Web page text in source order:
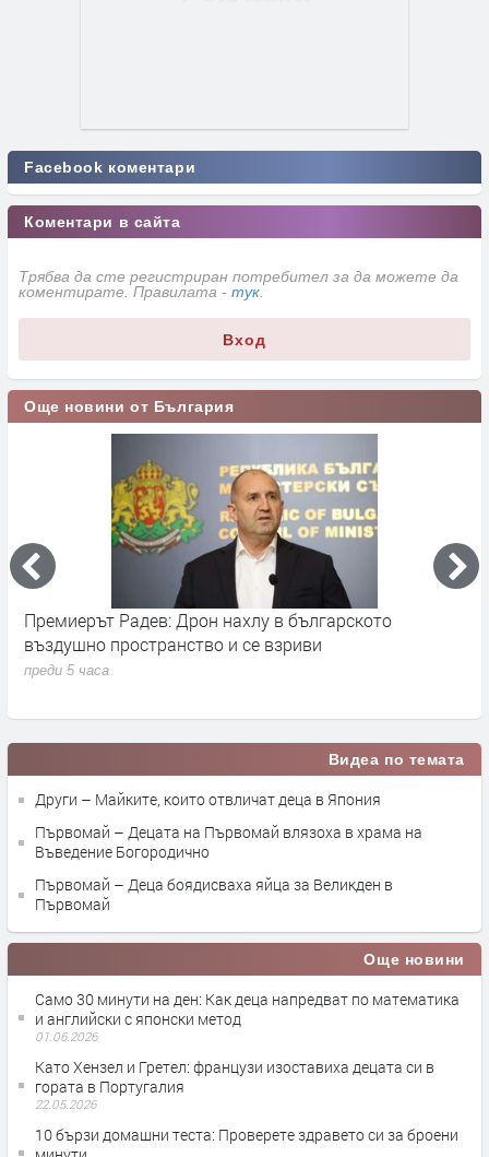
Facebook коментари
Коментари в сайта
Трябва да сте регистриран потребител за да можете да
коментирате. Правилата - тук
Вход
Още новини от България
Премиерът Радев: Дрон нахлу в българското
въздушно пространство и се взриви
преди 5 часа
Видеа по темата
Други – Майките, които отвличат деца в Япония
Първомай – Децата на Първомай влязоха в храма на
Въведение Богородично
Първомай – Деца боядисваха яйца за Великден в
Първомай
Още новини
Само 30 минути на ден: Как деца напредват по математика
и английски с японски метод
01.06.2026
Като Хензел и Гретел: французи изоставиха децата си в
гората в Португалия
22.05.2026
10 бързи домашни теста: Проверете здравето си за броени